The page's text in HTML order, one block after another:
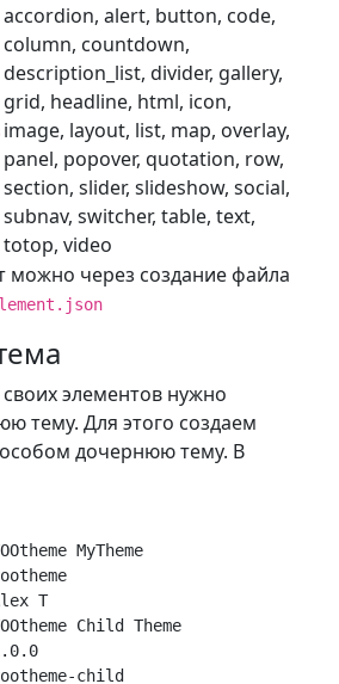
accordion, alert, button, code,
column, countdown,
description_list, divider, gallery,
grid, headline, html, icon,
image, layout, list, map, overlay,
panel, popover, quotation, row,
section, slider, slideshow, social,
subnav, switcher, table, text,
totop, video
можно через создание файла
элементов нужно
тему. Для этого создаем
дочернюю тему. В
MyTheme
T
Child Theme
child